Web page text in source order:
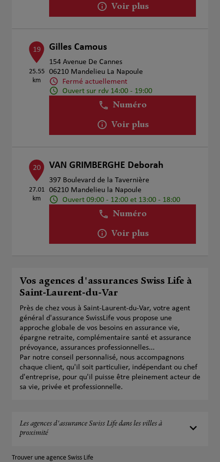
Voir plus
19
25.55
km
Gilles Camous
154 Avenue De Cannes
06210 Mandelieu La Napoule
Fermé actuellement
Ouvert sur rdv 14:00 - 19:00
Numéro
Voir plus
20
27.01
km
VAN GRIMBERGHE Deborah
397 Boulevard de la Tavernière
06210 Mandelieu la Napoule
Ouvert 09:00 - 12:00 et 13:00 - 18:00
Numéro
Voir plus
Vos agences d'assurances Swiss Life à
Saint-Laurent-du-Var
Près de chez vous à Saint-Laurent-du-Var, votre agent
général d'assurance SwissLife vous propose une
approche globale de vos besoins en assurance vie,
épargne retraite, complémentaire santé et assurance
prévoyance, assurances professionnelles...
Par notre conseil personnalisé, nous accompagnons
chaque client, qu'il soit particulier, indépendant ou chef
d'entreprise, pour qu'il puisse être pleinement acteur de
sa vie, privée et professionnelle.
Les agences d'assurance Swiss Life dans les villes à
proximité
Trouver une agence Swiss Life